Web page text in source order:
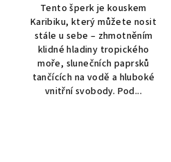
Tento šperk je kouskem
Karibiku, který můžete nosit
stále u sebe – zhmotněním
klidné hladiny tropického
moře, slunečních paprsků
tančících na vodě a hluboké
vnitřní svobody. Pod...